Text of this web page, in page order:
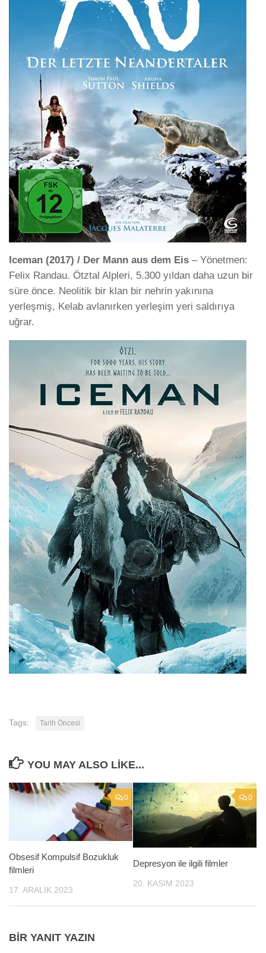
Iceman (2017) / Der Mann aus dem Eis – Yönetmen:
Felix Randau. Ötztal Alpleri, 5.300 yıldan daha uzun bir
süre önce. Neolitik bir klan bir nehrin yakınına
yerleşmiş, Kelab avlanırken yerleşim yeri saldırıya
uğrar.
Tags: Tarih Öncesi
YOU MAY ALSO LIKE...
0
Obsesif Kompulsif Bozukluk
filmleri
17. ARALIK 2023
0
Depresyon ile ilgili filmler
20. KASIM 2023
BIR YANIT YAZIN